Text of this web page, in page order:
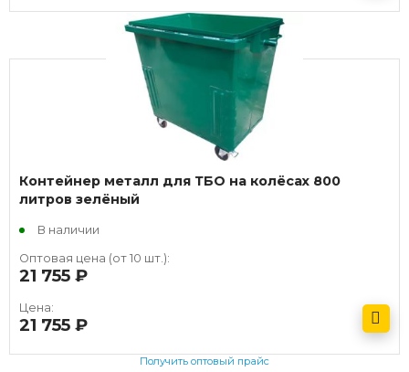
Получить оптовый прайс
Контейнер металл для ТБО на колёсах 800
литров зелёный
В наличии
Оптовая цена (от 10 шт.):
21 755
Цена:
21 755
Получить оптовый прайс